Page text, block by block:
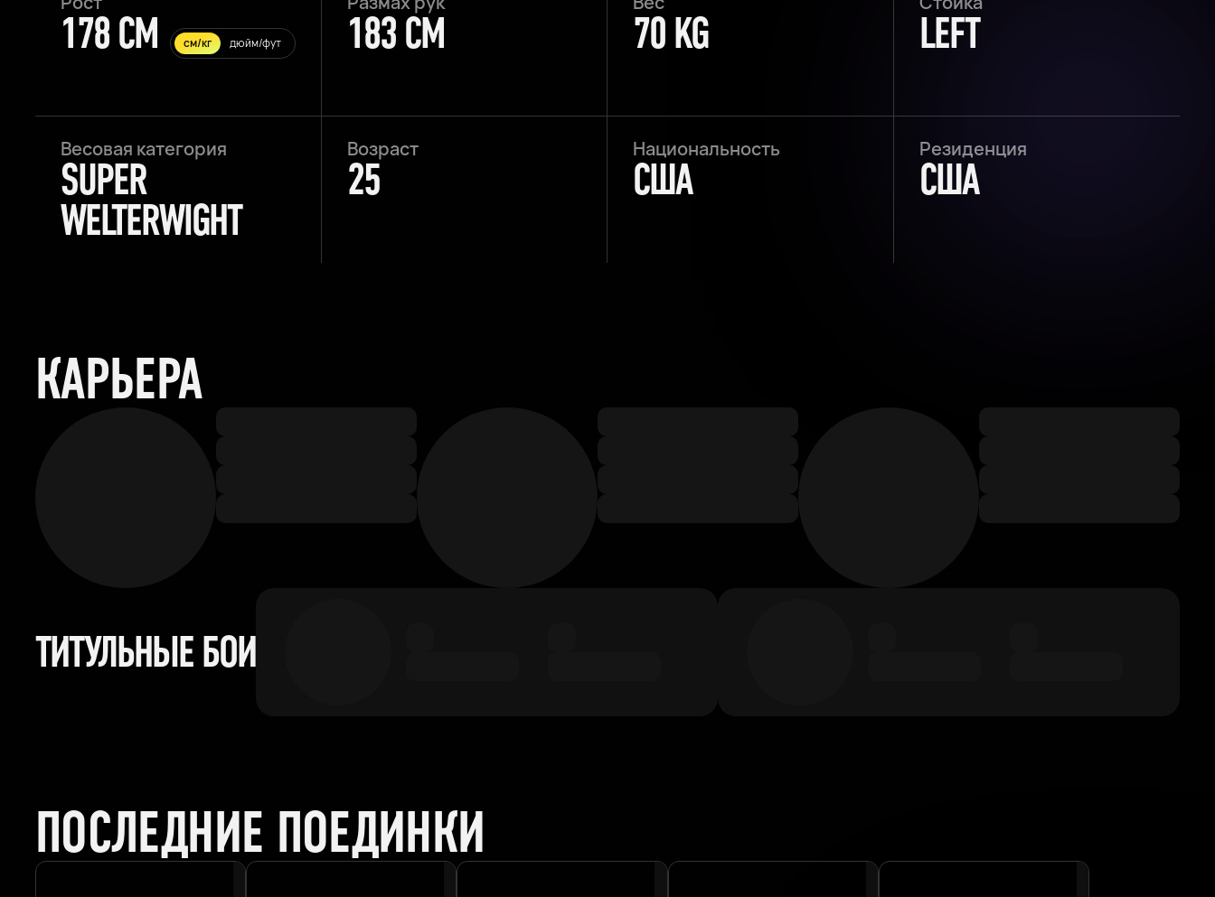
178 CM см/кг дюйм/фут 183 CM 70 KG LEFT
Весовая категория
SUPER
WELTERWIGHT
Возраст
25
Национальность
США
Резиденция
США
КАРЬЕРА
ТИТУЛЬНЫЕ БОИ
ПОСЛЕДНИЕ ПОЕДИНКИ